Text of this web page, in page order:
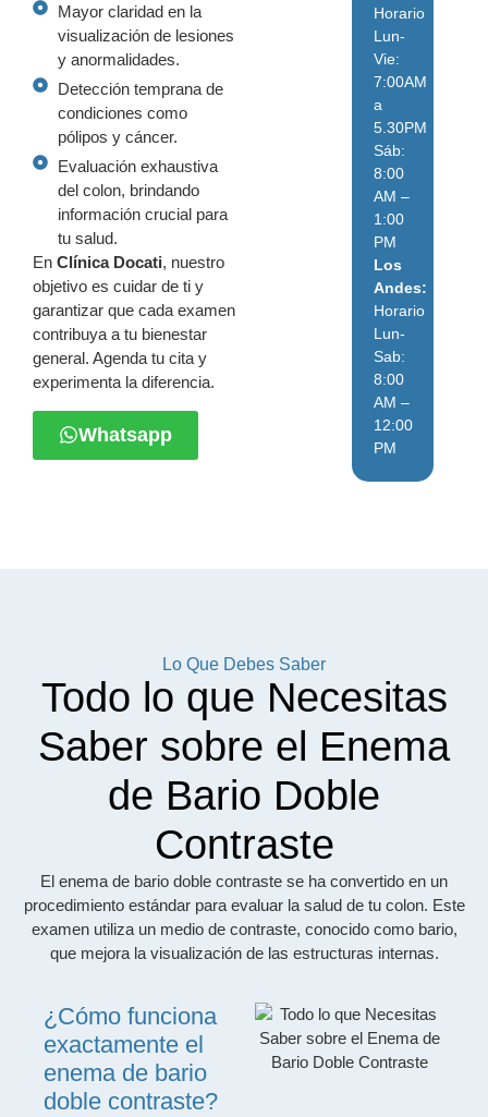
Mayor claridad en la
visualización de lesiones
y anormalidades.
Detección temprana de
condiciones como
pólipos y cáncer.
Evaluación exhaustiva
del colon, brindando
información crucial para
tu salud.
En Clínica Docati, nuestro
objetivo es cuidar de ti y
garantizar que cada examen
contribuya a tu bienestar
general. Agenda tu cita y
experimenta la diferencia.
Whatsapp
Horario
Lun-
Vie:
7:00AM
a
5.30PM
Sáb:
8:00
AM –
1:00
PM
Los
Andes:
Horario
Lun-
Sab:
8:00
AM –
12:00
PM
Lo Que Debes Saber
Todo lo que Necesitas
Saber sobre el Enema
de Bario Doble
Contraste
El enema de bario doble contraste se ha convertido en un
procedimiento estándar para evaluar la salud de tu colon. Este
examen utiliza un medio de contraste, conocido como bario,
que mejora la visualización de las estructuras internas.
¿Cómo funciona
exactamente el
enema de bario
doble contraste?